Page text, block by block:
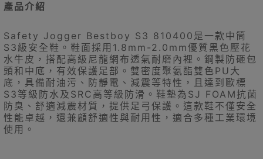
產品介紹
Safety Jogger Bestboy S3 810400是一款中筒
S3級安全鞋。鞋面採用1.8mm-2.0mm優質黑色壓花
水牛皮，搭配高級尼龍網布透氣耐磨內裡。鋼製防砸包
頭和中底，有效保護足部。雙密度聚氨酯雙色PU大
底，具備耐油污、防靜電、減震等特性，且達到歐標
S3等級防水及SRC高等級防滑。鞋墊為SJ FOAM抗菌
防臭、舒適減震材質，提供足弓保護。這款鞋不僅安全
性能卓越，還兼顧舒適性與耐用性，適合多種工業環境
使用。